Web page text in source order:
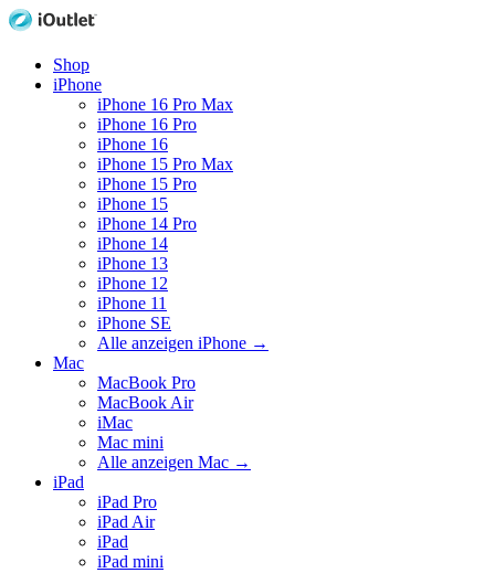
Shop
iPhone
iPhone 16 Pro Max
iPhone 16 Pro
iPhone 16
iPhone 15 Pro Max
iPhone 15 Pro
iPhone 15
iPhone 14 Pro
iPhone 14
iPhone 13
iPhone 12
iPhone 11
iPhone SE
Alle anzeigen iPhone →
Mac
MacBook Pro
MacBook Air
iMac
Mac mini
Alle anzeigen Mac →
iPad
iPad Pro
iPad Air
iPad
iPad mini